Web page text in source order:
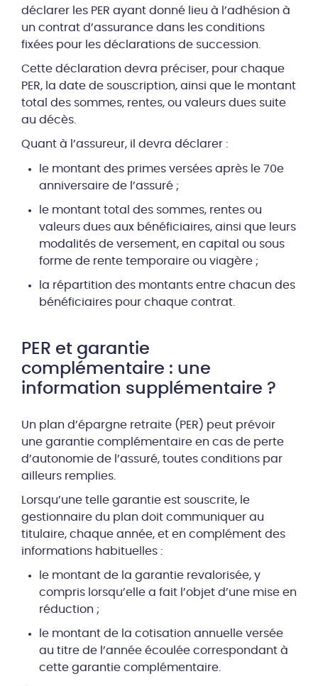
déclarer les PER ayant donné lieu à l’adhésion à
un contrat d’assurance dans les conditions
fixées pour les déclarations de succession.
Cette déclaration devra préciser, pour chaque
PER, la date de souscription, ainsi que le montant
total des sommes, rentes, ou valeurs dues suite
au décès.
Quant à l’assureur, il devra déclarer :
le montant des primes versées après le 70e
anniversaire de l’assuré ;
le montant total des sommes, rentes ou
valeurs dues aux bénéficiaires, ainsi que leurs
modalités de versement, en capital ou sous
forme de rente temporaire ou viagère ;
la répartition des montants entre chacun des
bénéficiaires pour chaque contrat.
PER et garantie
complémentaire : une
information supplémentaire ?
Un plan d’épargne retraite (PER) peut prévoir
une garantie complémentaire en cas de perte
d’autonomie de l’assuré, toutes conditions par
ailleurs remplies.
Lorsqu’une telle garantie est souscrite, le
gestionnaire du plan doit communiquer au
titulaire, chaque année, et en complément des
informations habituelles :
le montant de la garantie revalorisée, y
compris lorsqu’elle a fait l’objet d’une mise en
réduction ;
le montant de la cotisation annuelle versée
au titre de l’année écoulée correspondant à
cette garantie complémentaire.